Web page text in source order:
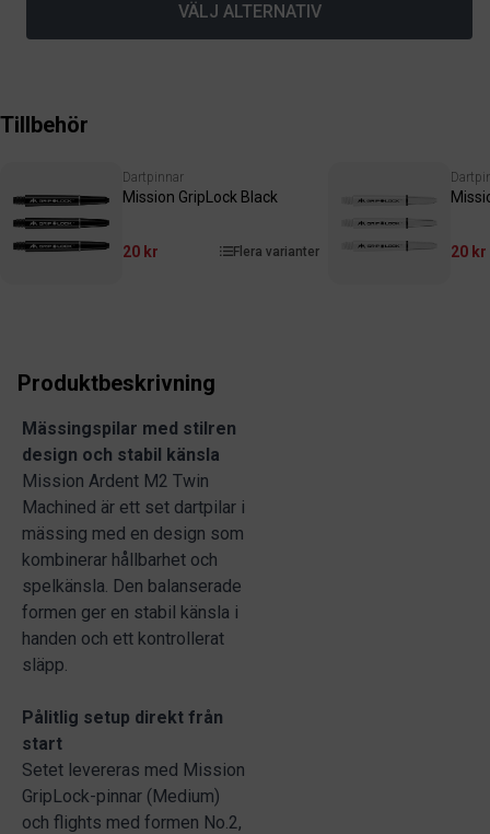
VÄLJ ALTERNATIV
Tillbehör
Dartpinnar
Mission GripLock Black
20 kr Flera varianter 20 kr
Produktbeskrivning
Mässingspilar med stilren
design och stabil känsla
Mission Ardent M2 Twin
Machined är ett set dartpilar i
mässing med en design som
kombinerar hållbarhet och
spelkänsla. Den balanserade
formen ger en stabil känsla i
handen och ett kontrollerat
släpp.
Pålitlig setup direkt från
start
Setet levereras med Mission
GripLock-pinnar (Medium)
och flights med formen No.2,